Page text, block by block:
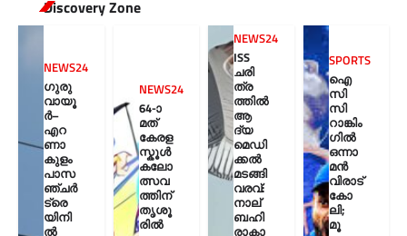
Discovery Zone
NEWS24
ഗുരു
വായൂ
ർ–
എറ
ണാ
കുളം
പാസ
ഞ്ചർ
ട്രെ
യിനി
ൽ
NEWS24
64-ാ
മത്
കേരള
സ്കൂൾ
കലോ
ത്സവ
ത്തിന്
തൃശൂ
രിൽ
NEWS24
ISS
ചരി
ത്ര
ത്തിൽ
ആ
ദ്യ
മെഡി
ക്കൽ
മടങ്ങി
വരവ്:
നാല്
ബഹി
രാകാ
SPORTS
ഐ
സി
സി
റാങ്കിം
ഗിൽ
ഒന്നാ
മൻ
വിരാട്
കോ
ലി;
മൂ